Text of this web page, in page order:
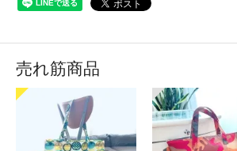
売れ筋商品